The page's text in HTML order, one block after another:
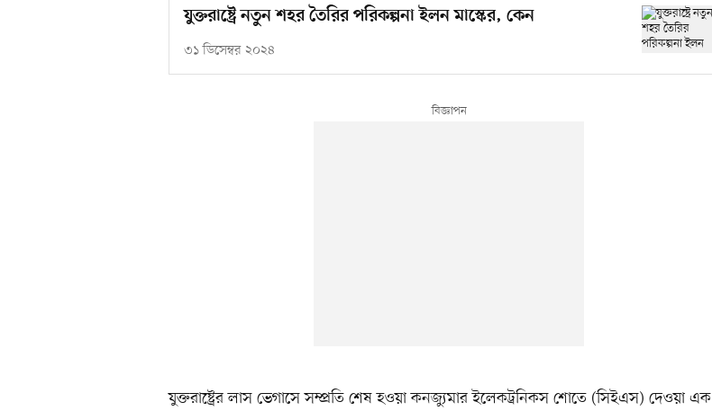
যুক্তরাষ্ট্রে নতুন শহর তৈরির পরিকল্পনা ইলন মাস্কের, কেন
৩১ ডিসেম্বর ২০২৪
যুক্তরাষ্ট্রের লাস ভেগাসে সম্প্রতি শেষ হওয়া কনজ্যুমার ইলেকট্রনিকস শোতে (সিইএস) দেওয়া এক